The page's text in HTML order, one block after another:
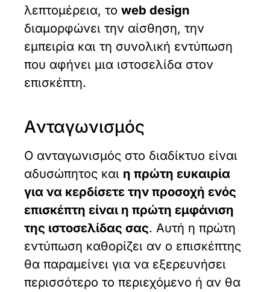
λεπτομέρεια, τοweb design
διαμορφώνει την αίσθηση, την
εμπειρία και τη συνολική εντύπωση
που αφήνει μια ιστοσελίδα στον
επισκέπτη.
Aνταγωνισμός
Ο ανταγωνισμός στο διαδίκτυο είναι
αδυσώπητος και η πρώτη ευκαιρία
για να κερδίσετε την προσοχή ενός
επισκέπτη είναι η πρώτη εμφάνιση
της ιστοσελίδας σας. Αυτή η πρώτη
εντύπωση καθορίζει αν ο επισκέπτης
θα παραμείνει για να εξερευνήσει
περισσότερο το περιεχόμενο ή αν θα